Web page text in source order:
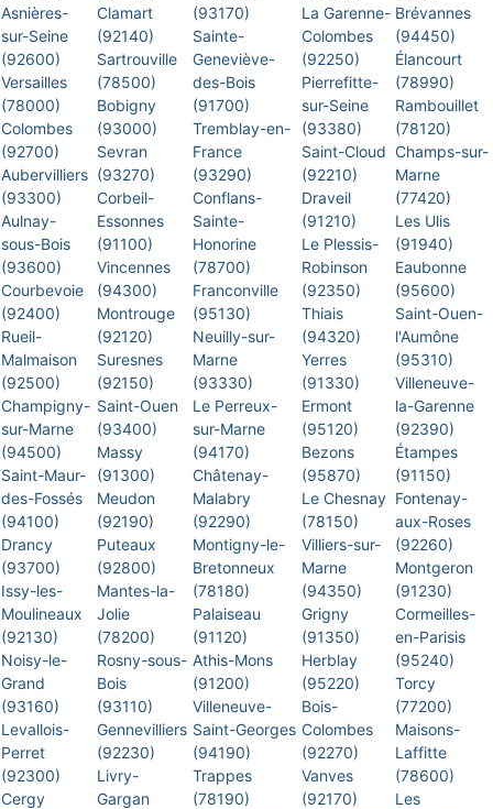
Asnières-
sur-Seine
(92600)
Versailles
(78000)
Colombes
(92700)
Aubervilliers
(93300)
Aulnay-
sous-Bois
(93600)
Courbevoie
(92400)
Rueil-
Malmaison
(92500)
Champigny-
sur-Marne
(94500)
Saint-Maur-
des-Fossés
(94100)
Drancy
(93700)
Issy-les-
Moulineaux
(92130)
Noisy-le-
Grand
(93160)
Levallois-
Perret
(92300)
Cergy
Clamart
(92140)
Sartrouville
(78500)
Bobigny
(93000)
Sevran
(93270)
Corbeil-
Essonnes
(91100)
Vincennes
(94300)
Montrouge
(92120)
Suresnes
(92150)
Saint-Ouen
(93400)
Massy
(91300)
Meudon
(92190)
Puteaux
(92800)
Mantes-la-
Jolie
(78200)
Rosny-sous-
Bois
(93110)
Gennevilliers
(92230)
Livry-
Gargan
(93170)
Sainte-
Geneviève-
des-Bois
(91700)
Tremblay-en-
France
(93290)
Conflans-
Sainte-
Honorine
(78700)
Franconville
(95130)
Neuilly-sur-
Marne
(93330)
Le Perreux-
sur-Marne
(94170)
Châtenay-
Malabry
(92290)
Montigny-le-
Bretonneux
(78180)
Palaiseau
(91120)
Athis-Mons
(91200)
Villeneuve-
Saint-Georges
(94190)
Trappes
(78190)
La Garenne-
Colombes
(92250)
Pierrefitte-
sur-Seine
(93380)
Saint-Cloud
(92210)
Draveil
(91210)
Le Plessis-
Robinson
(92350)
Thiais
(94320)
Yerres
(91330)
Ermont
(95120)
Bezons
(95870)
Le Chesnay
(78150)
Villiers-sur-
Marne
(94350)
Grigny
(91350)
Herblay
(95220)
Bois-
Colombes
(92270)
Vanves
(92170)
Brévannes
(94450)
Élancourt
(78990)
Rambouillet
(78120)
Champs-sur-
Marne
(77420)
Les Ulis
(91940)
Eaubonne
(95600)
Saint-Ouen-
l'Aumône
(95310)
Villeneuve-
la-Garenne
(92390)
Étampes
(91150)
Fontenay-
aux-Roses
(92260)
Montgeron
(91230)
Cormeilles-
en-Parisis
(95240)
Torcy
(77200)
Maisons-
Laffitte
(78600)
Les